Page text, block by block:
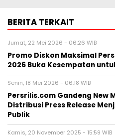
BERITA TERKAIT
Jumat, 22 Mei 2026 - 06:26 WIB
Promo Diskon Maksimal
2026 Buka Kesempatan
Senin, 18 Mei 2026 - 06:18 WIB
Persrilis.com Gandeng New
Distribusi Press Release
Publik
Kamis, 20 November 2025 - 15:59 WIB